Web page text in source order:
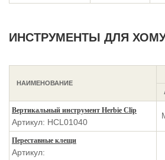
ИНСТРУМЕНТЫ ДЛЯ
НАИМЕНОВАНИЕ
Вертикальный инструмент Herbie Clip
Артикул: HCL01040
Переставные клещи
Артикул: